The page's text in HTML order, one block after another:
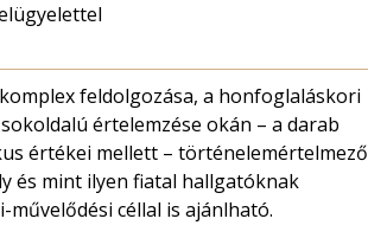
feldolgozása, a honfoglaláskori
értelemzése okán – a darab
értékei mellett – történelemértelmező
és mint ilyen fiatal hallgatóknak
művelődési céllal is ajánlható.